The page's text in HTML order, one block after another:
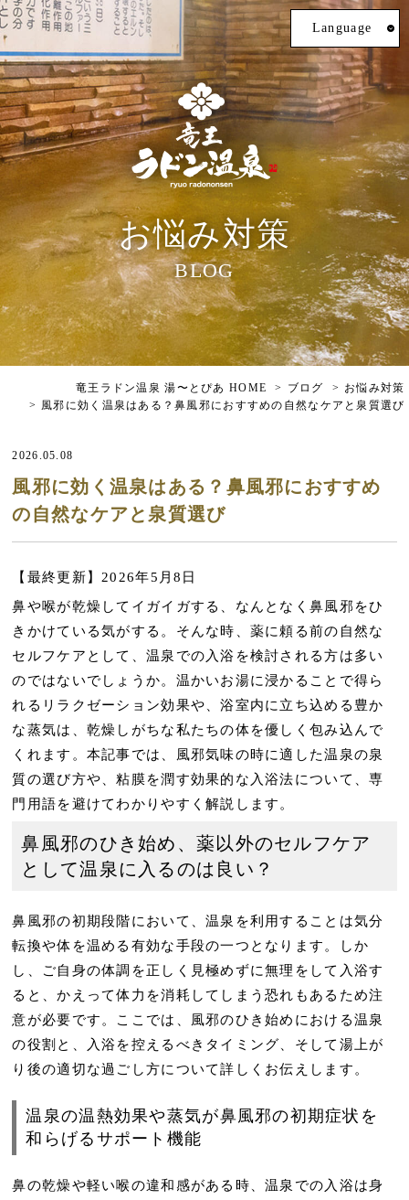
お悩み対策
BLOG
Language
竜王ラドン温泉 湯〜とぴあ HOME ブログ
お悩み対策
風邪に効く温泉はある？鼻風邪におすすめの自然なケアと泉質選び
2026.05.08
風邪に効く温泉はある？鼻風邪におすすめ
の自然なケアと泉質選び
【最終更新】2026年5月8日
鼻や喉が乾燥してイガイガする、なんとなく鼻風邪をひ
きかけている気がする。そんな時、薬に頼る前の自然な
セルフケアとして、温泉での入浴を検討される方は多い
のではないでしょうか。温かいお湯に浸かることで得ら
れるリラクゼーション効果や、浴室内に立ち込める豊か
な蒸気は、乾燥しがちな私たちの体を優しく包み込んで
くれます。本記事では、風邪気味の時に適した温泉の泉
質の選び方や、粘膜を潤す効果的な入浴法について、専
門用語を避けてわかりやすく解説します。
鼻風邪のひき始め、薬以外のセルフケア
として温泉に入るのは良い？
鼻風邪の初期段階において、温泉を利用することは気分
転換や体を温める有効な手段の一つとなります。しか
し、ご自身の体調を正しく見極めずに無理をして入浴す
ると、かえって体力を消耗してしまう恐れもあるため注
意が必要です。ここでは、風邪のひき始めにおける温泉
の役割と、入浴を控えるべきタイミング、そして湯上が
り後の適切な過ごし方について詳しくお伝えします。
温泉の温熱効果や蒸気が鼻風邪の初期症状を
和らげるサポート機能
鼻の乾燥や軽い喉の違和感がある時、温泉での入浴は身